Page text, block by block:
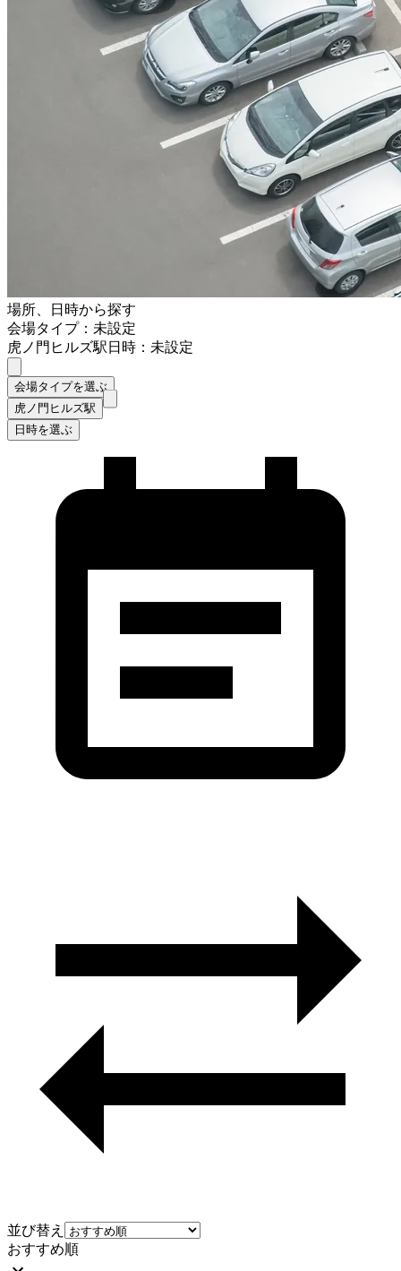
場所、日時から探す
会場タイプ：未設定
虎ノ門ヒルズ駅日時：未設定
会場タイプを選ぶ
虎ノ門ヒルズ駅
日時を選ぶ
並び替え
おすすめ順